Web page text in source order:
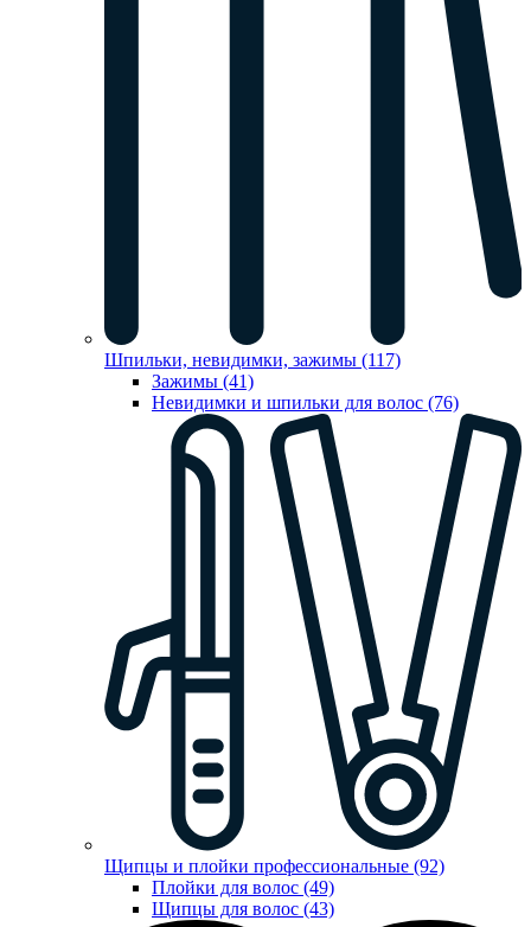
Шпильки, невидимки, зажимы (117)
Зажимы (41)
Невидимки и шпильки для волос (76)
Щипцы и плойки профессиональные (92)
Плойки для волос (49)
Щипцы для волос (43)